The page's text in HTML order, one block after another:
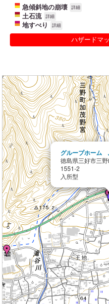
急傾斜地の崩壊
詳細
土石流 詳細
地すべり 詳細
ハザードマ
グループホーム
徳島県三好市三
1551-2
入所型